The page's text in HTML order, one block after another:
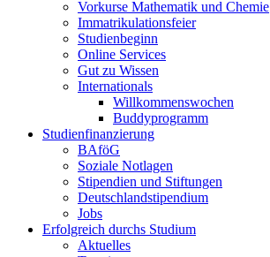
Vorkurse Mathematik und Chemie
Immatrikulationsfeier
Studienbeginn
Online Services
Gut zu Wissen
Internationals
Willkommenswochen
Buddyprogramm
Studienfinanzierung
BAföG
Soziale Notlagen
Stipendien und Stiftungen
Deutschlandstipendium
Jobs
Erfolgreich durchs Studium
Aktuelles